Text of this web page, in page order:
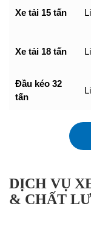
Xe tải 15 tấn
Xe tải 18 tấn
Đầu kéo 32
tấn
DỊCH VỤ
& CHẤT